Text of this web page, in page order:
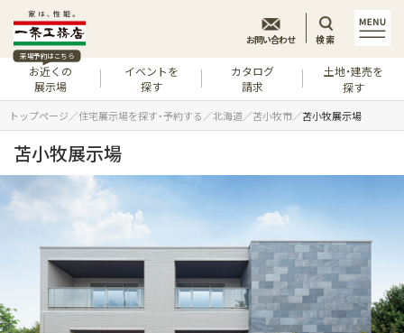
来場予約はこちら
お近くの
展示場
イベントを
探す
カタログ
請求
土地・建売を
探す
お問い合わせ 検索
トップページ 住宅展示場を探す・予約する 北海道 苫小牧市 苫小牧展示場
苫小牧展示場